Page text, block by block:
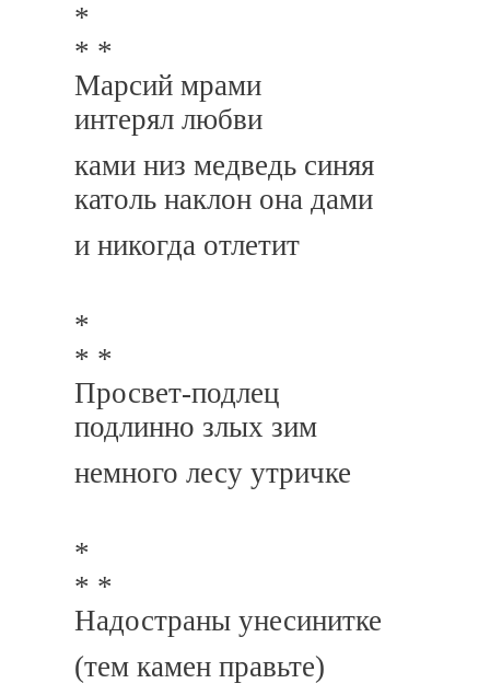
*
* *
Марсий мрами
интерял любви
ками низ медведь синяя
католь наклон она дами
и никогда отлетит
*
* *
Просвет-подлец
подлинно злых зим
немного лесу утричке
*
* *
Надостраны унесинитке
(тем камен правьте)